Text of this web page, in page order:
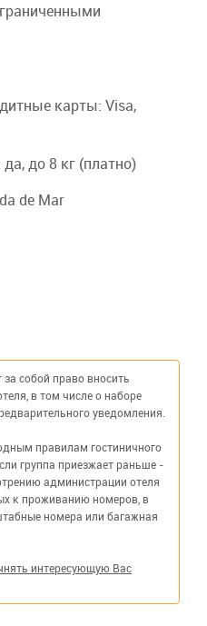
карты: Visa,
до 8 кг (платно)
de Mar
собой право вносить
в том числе о наборе
уведомления.
правилам гостиничного
группа приезжает раньше -
администрации отеля
к проживанию номеров, в
номера или багажная
интересующую Вас